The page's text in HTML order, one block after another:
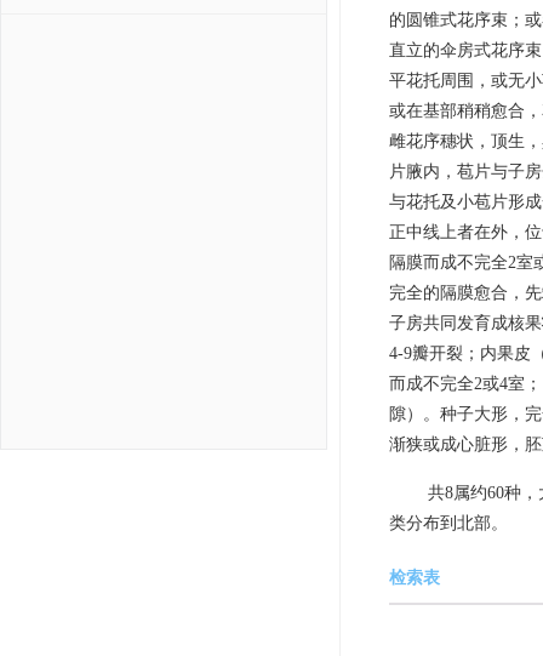
的圆锥式花序束；
直立的伞房式花序
平花托周围，或无
或在基部稍稍愈合
雌花序穗状，顶生
片腋内，苞片与子
与花托及小苞片形
正中线上者在外，
隔膜而成不完全2室
完全的隔膜愈合，
子房共同发育成核
4-9瓣开裂；内果皮
而成不完全2或4室
隙）。种子大形，
渐狭或成心脏形，
共8属约60种
类分布到北部。
检索表